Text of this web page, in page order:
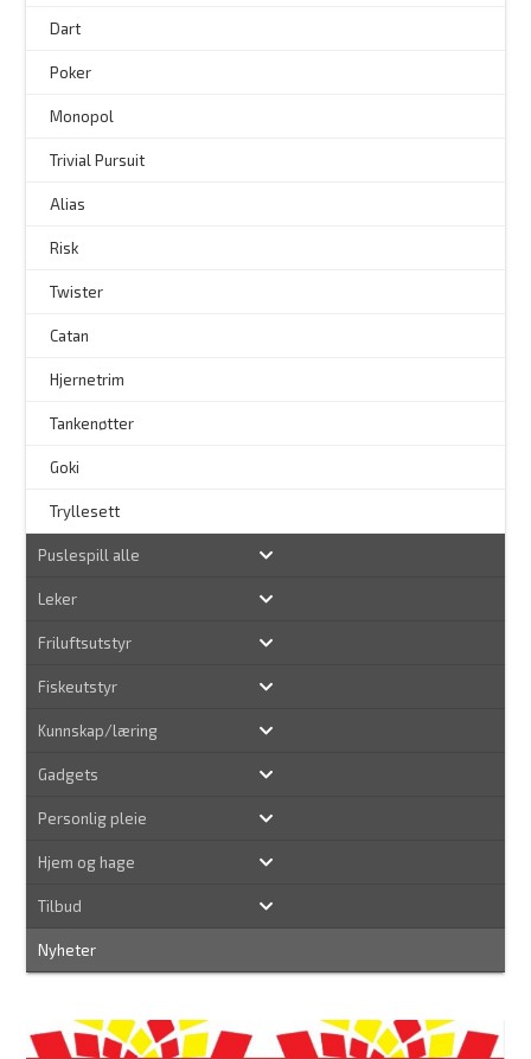
Dart
Poker
Monopol
Trivial Pursuit
Alias
Risk
Twister
Catan
Hjernetrim
Tankenøtter
Goki
Tryllesett
Puslespill alle
Leker
Friluftsutstyr
Fiskeutstyr
Kunnskap/læring
Gadgets
Personlig pleie
Hjem og hage
Tilbud
Nyheter